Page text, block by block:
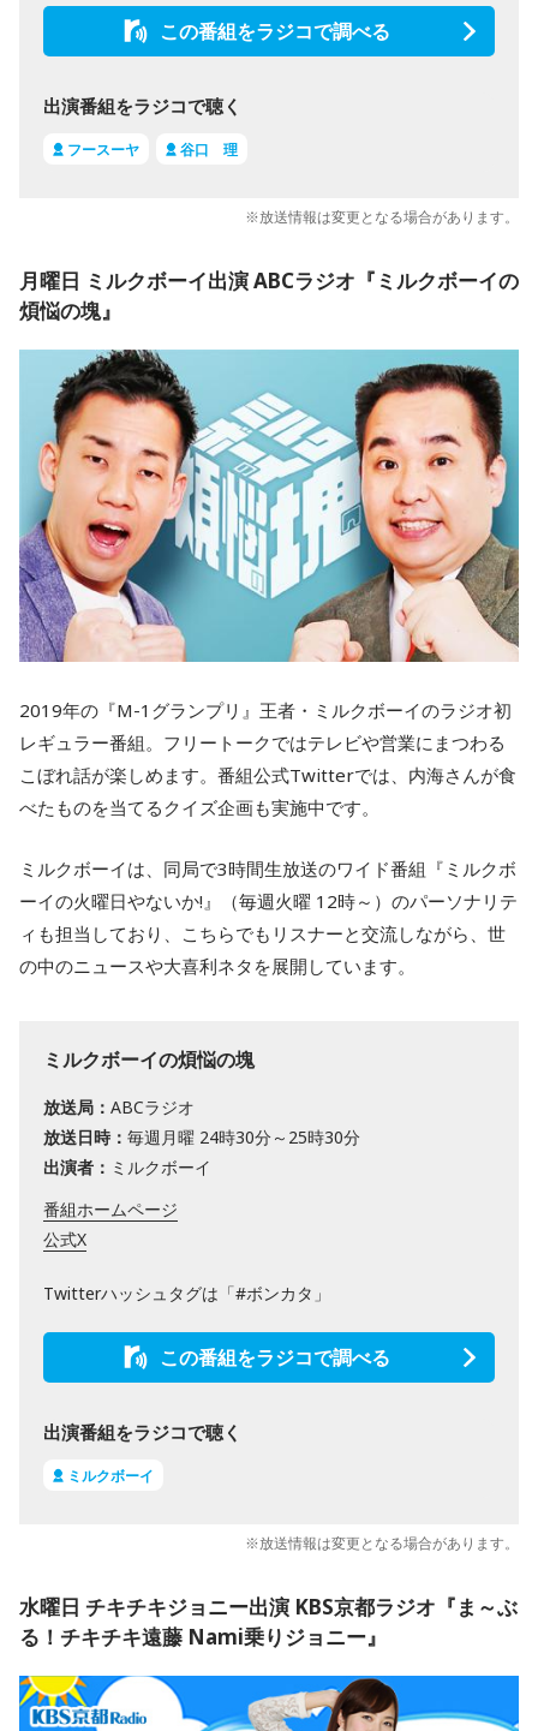
この番組をラジコで調べる
出演番組をラジコで聴く
フースーヤ 谷口 理
※放送情報は変更となる場合があります。
月曜日 ミルクボーイ出演 ABCラジオ『ミルクボーイの
煩悩の塊』
2019年の『M-1グランプリ』王者・ミルクボーイのラジオ初
レギュラー番組。フリートークではテレビや営業にまつわる
こぼれ話が楽しめます。番組公式Twitterでは、内海さんが食
べたものを当てるクイズ企画も実施中です。
ミルクボーイは、同局で3時間生放送のワイド番組『ミルクボ
ーイの火曜日やないか!』（毎週火曜 12時～）のパーソナリテ
ィも担当しており、こちらでもリスナーと交流しながら、世
の中のニュースや大喜利ネタを展開しています。
ミルクボーイの煩悩の塊
放送局： ABCラジオ
放送日時： 毎週月曜 24時30分～25時30分
出演者： ミルクボーイ
番組ホームページ
公式X
Twitterハッシュタグは「#ボンカタ」
この番組をラジコで調べる
出演番組をラジコで聴く
ミルクボーイ
※放送情報は変更となる場合があります。
水曜日 チキチキジョニー出演 KBS京都ラジオ『ま～ぶ
る！チキチキ遠藤 Nami乗りジョニー』